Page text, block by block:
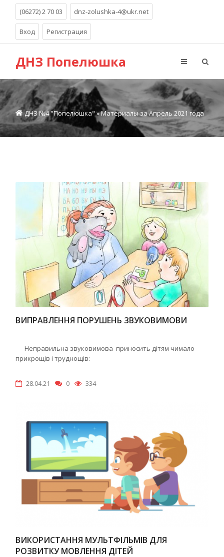
(06272) 2 70 03 dnz-zolushka-4@ukr.net
Вход Регистрация
ДНЗ Попелюшка
ДНЗ №4 "Попелюшка"» Материалы за Апрель 2021 года
ВИПРАВЛЕННЯ ПОРУШЕНЬ ЗВУКОВИМОВИ
Неправильна звуковимова приносить дітям чимало
прикрощів і труднощів:
28.04.21 0 334
ВИКОРИСТАННЯ МУЛЬТФІЛЬМІВ ДЛЯ
РОЗВИТКУ МОВЛЕННЯ ДІТЕЙ